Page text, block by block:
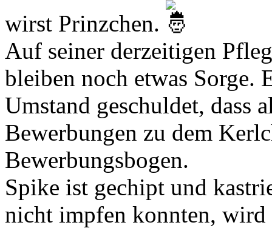
wirst Prinzchen.
Auf seiner derzeitigen
bleiben noch etwas Sorge.
Umstand geschuldet, dass
Bewerbungen zu dem
Bewerbungsbogen.
Spike ist gechipt und
nicht impfen konnten, wird